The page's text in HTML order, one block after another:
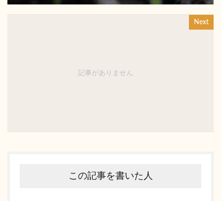
Next
記事がありません
この記事を書いた人